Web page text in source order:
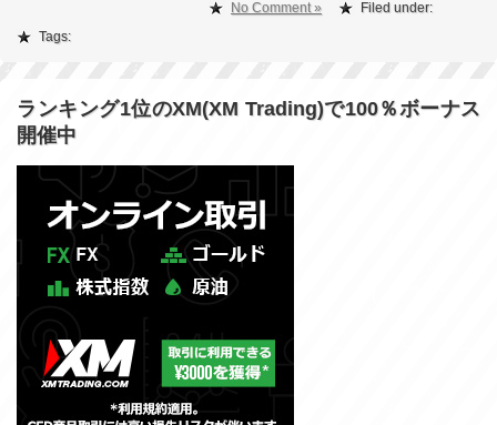
No Comment »
Filed under:
Tags:
ランキング1位のXM(XM Trading)で100％ボーナス
開催中